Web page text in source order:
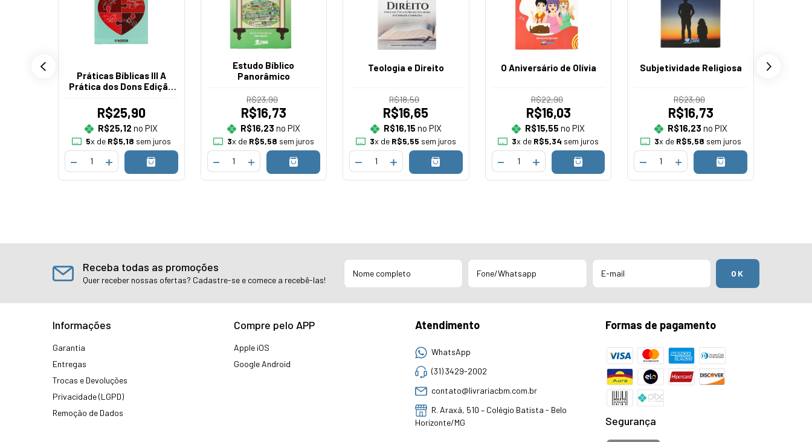
Práticas Bíblicas III A
Prática dos Dons Edição
R$25,90
R$25,12 no PIX
5x de R$5,18 sem juros
Estudo Bíblico
Panorâmico
R$23,90
R$16,73
R$16,23 no PIX
3x de R$5,58 sem juros
Teologia e Direito
R$18,50
R$16,65
R$16,15 no PIX
3x de R$5,55 sem juros
O Aniversário de Olívia
R$22,90
R$16,03
R$15,55 no PIX
3x de R$5,34 sem juros
Subjetividade Religiosa
R$23,90
R$16,73
R$16,23 no PIX
3x de R$5,58 sem juros
Receba todas as promoções
Quer receber nossas ofertas? Cadastre-se e comece a recebê-las!
Informações
Garantia
Entregas
Trocas e Devoluções
Privacidade (LGPD)
Remoção de Dados
Compre pelo APP
Apple iOS
Google Android
Atendimento
WhatsApp
(31) 3429-2002
contato@livrariacbm.com.br
R. Araxá, 510 – Colégio Batista - Belo
Horizonte/MG
Formas de pagamento
Segurança